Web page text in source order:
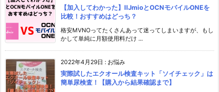
【加入してわかった】IIJmioとOCNモバイルONEを
比較！おすすめはどっち？
格安MVNOってたくさんあって迷ってしまいますが、もし
かして単純に月額使用料だけ ...
2022年4月29日 : お悩み
実際試したエクオール検査キット「ソイチェック」は
簡単尿検査！【購入から結果確認まで】